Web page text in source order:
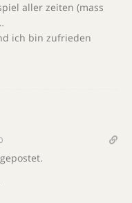
aller zeiten (mass
ich bin zufrieden